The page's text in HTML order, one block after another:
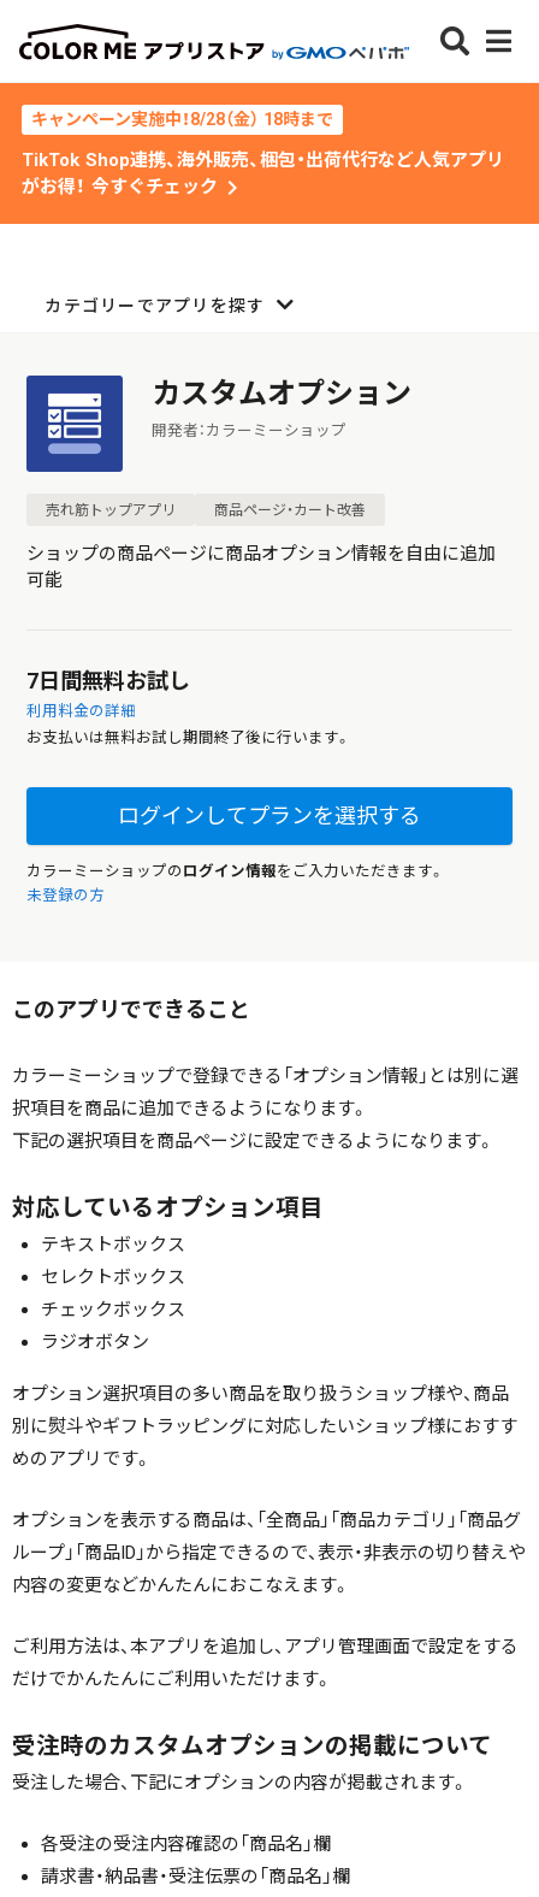
キャンペーン実施中！8/28（金） 18時まで
TikTok Shop連携、海外販売、梱包・出荷代行など人気アプリ
がお得！ 今すぐチェック chevron_right
カテゴリーでアプリを探す
カスタムオプション
開発者：カラーミーショップ
売れ筋トップアプリ 商品ページ・カート改善
ショップの商品ページに商品オプション情報を自由に追加
可能
7日間無料お試し
利用料金の詳細
お支払いは無料お試し期間終了後に行います。
ログインしてプランを選択する
カラーミーショップの ログイン情報をご入力いただきます。
未登録の方
このアプリでできること
カラーミーショップで登録できる「オプション情報」とは別に選
択項目を商品に追加できるようになります。
下記の選択項目を商品ページに設定できるようになります。
対応しているオプション項目
テキストボックス
セレクトボックス
チェックボックス
ラジオボタン
オプション選択項目の多い商品を取り扱うショップ様や、商品
別に熨斗やギフトラッピングに対応したいショップ様におすす
めのアプリです。
オプションを表示する商品は、「全商品」「商品カテゴリ」「商品グ
ループ」「商品ID」から指定できるので、表示・非表示の切り替えや
内容の変更などかんたんにおこなえます。
ご利用方法は、本アプリを追加し、アプリ管理画面で設定をする
だけでかんたんにご利用いただけます。
受注時のカスタムオプションの掲載について
受注した場合、下記にオプションの内容が掲載されます。
各受注の受注内容確認の「商品名」欄
請求書・納品書・受注伝票の「商品名」欄